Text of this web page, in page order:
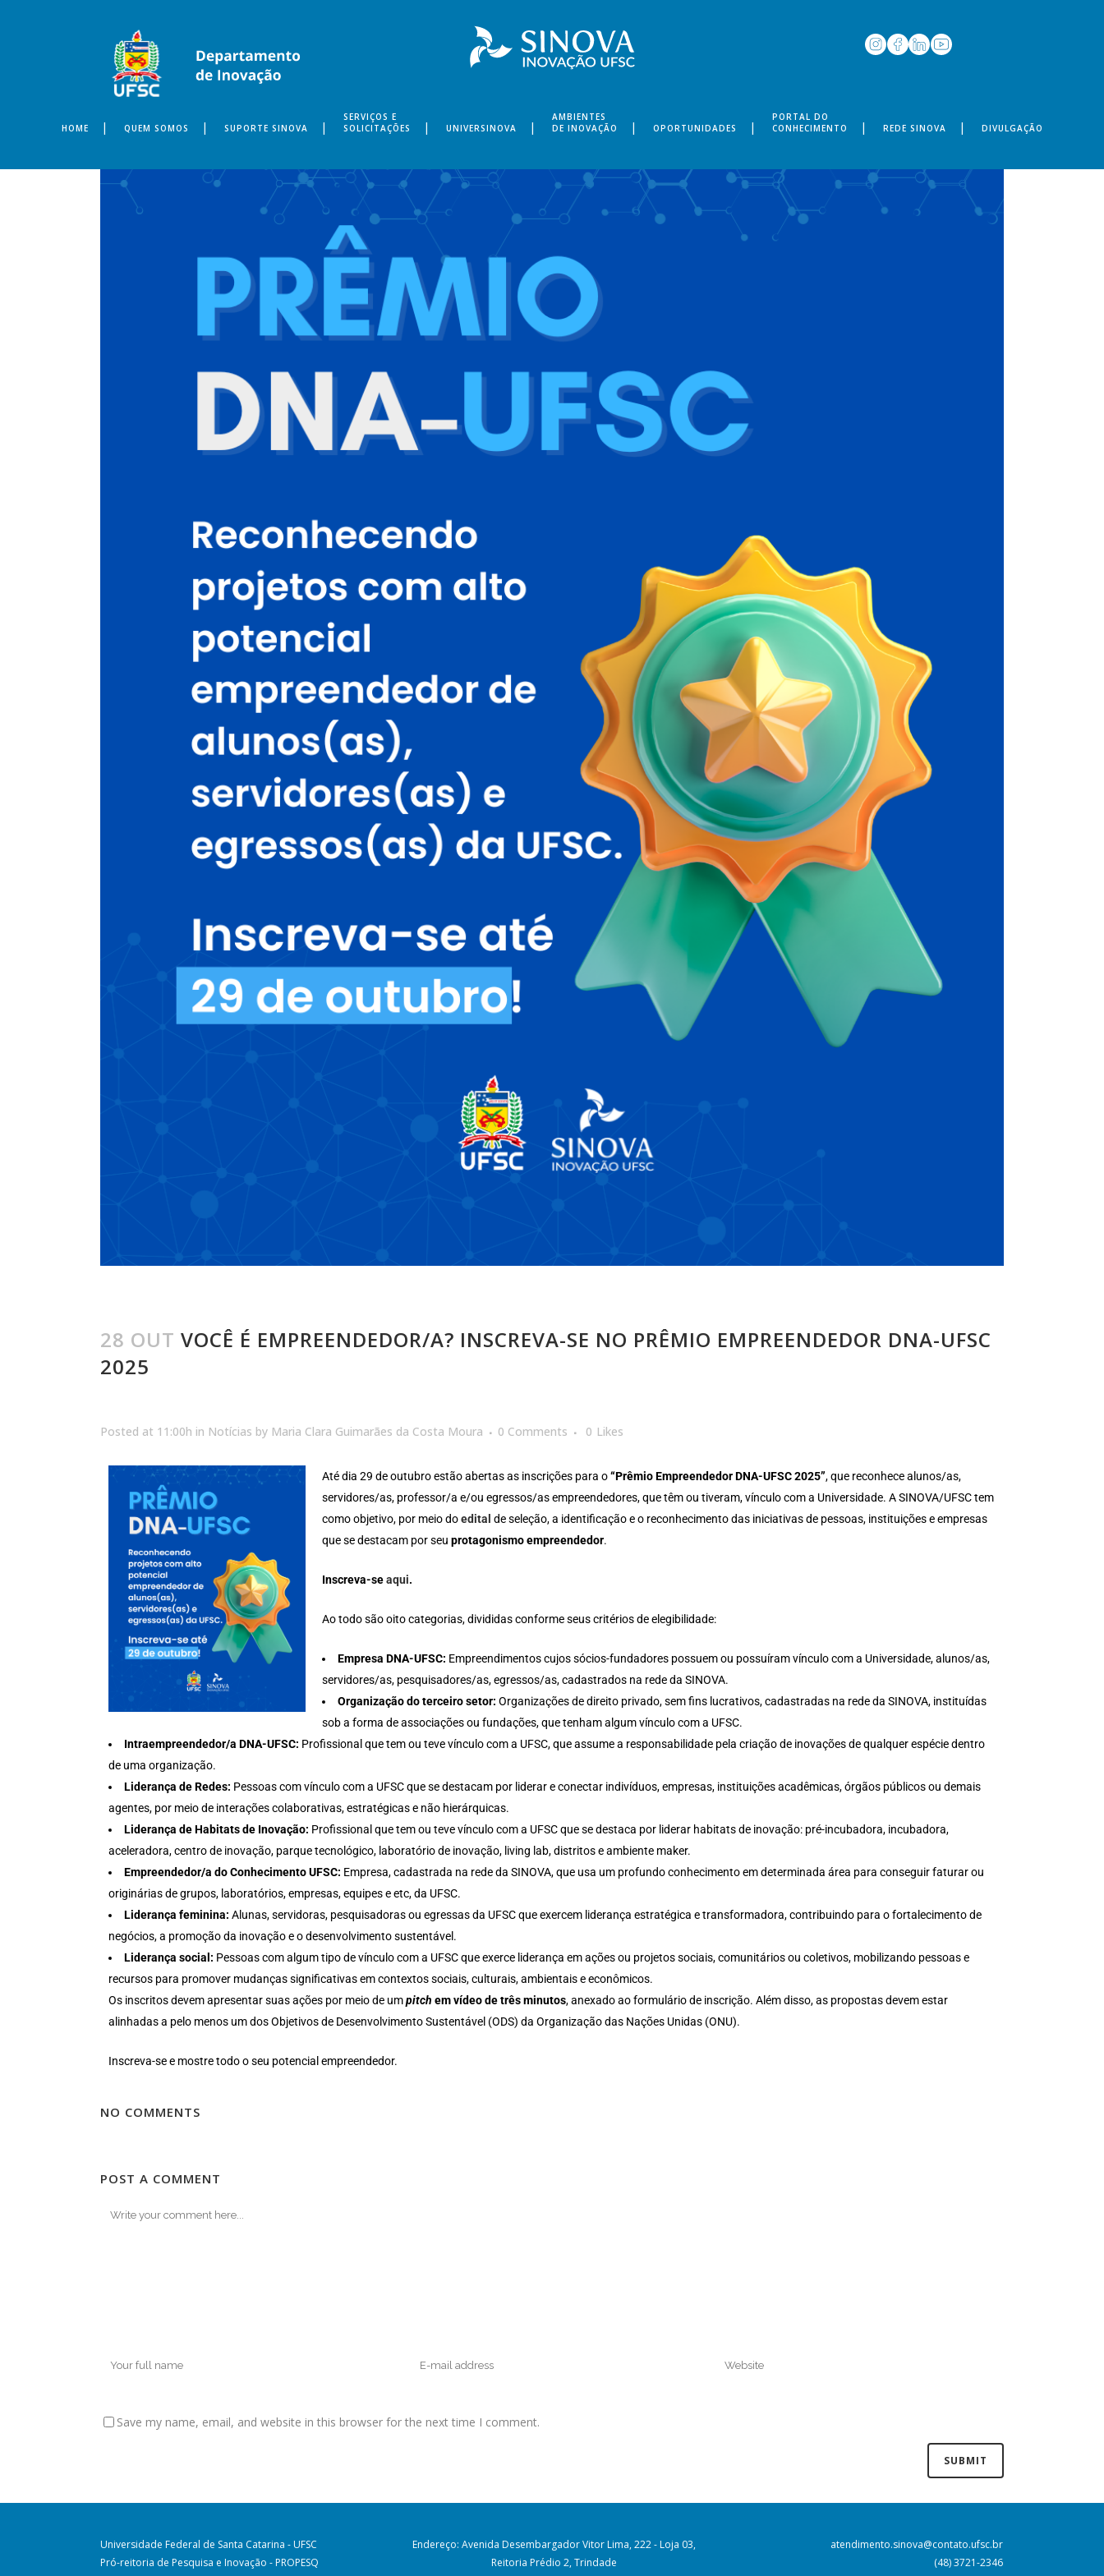
HOME QUEM SOMOS SUPORTE SINOVA
SERVIÇOS E
SOLICITAÇÕES
UNIVERSINOVA
AMBIENTES
DE INOVAÇÃO
OPORTUNIDADES
PORTAL DO
CONHECIMENTO
REDE SINOVA DIVULGAÇÃO
28 OUT VOCÊ É EMPREENDEDOR/A? INSCREVA-SE NO PRÊMIO EMPREENDEDOR DNA-UFSC
2025
Posted at 11:00h in Notícias by Maria Clara Guimarães da Costa Moura 0 Comments 0 Likes
Até dia 29 de outubro estão abertas as inscrições para o“Prêmio Empreendedor DNA-UFSC 2025”, que reconhece alunos/as,
servidores/as, professor/a e/ou egressos/as empreendedores, que têm ou tiveram, vínculo com a Universidade. A SINOVA/UFSC tem
como objetivo, por meio doedital de seleção, a identificação e o reconhecimento das iniciativas de pessoas, instituições e empresas
que se destacam por seu protagonismo empreendedor.
Inscreva-seaqui.
Ao todo são oito categorias, divididas conforme seus critérios de elegibilidade:
Empresa DNA-UFSC: Empreendimentos cujos sócios-fundadores possuem ou possuíram vínculo com a Universidade, alunos/as,
servidores/as, pesquisadores/as, egressos/as, cadastrados na rede da SINOVA.
Organização do terceiro setor: Organizações de direito privado, sem fins lucrativos, cadastradas na rede da SINOVA, instituídas
sob a forma de associações ou fundações, que tenham algum vínculo com a UFSC.
Intraempreendedor/a DNA-UFSC: Profissional que tem ou teve vínculo com a UFSC, que assume a responsabilidade pela criação de inovações de qualquer espécie dentro
de uma organização.
Liderança de Redes: Pessoas com vínculo com a UFSC que se destacam por liderar e conectar indivíduos, empresas, instituições acadêmicas, órgãos públicos ou demais
agentes, por meio de interações colaborativas, estratégicas e não hierárquicas.
Liderança de Habitats de Inovação: Profissional que tem ou teve vínculo com a UFSC que se destaca por liderar habitats de inovação: pré-incubadora, incubadora,
aceleradora, centro de inovação, parque tecnológico, laboratório de inovação, living lab, distritos e ambiente maker.
Empreendedor/a do Conhecimento UFSC: Empresa, cadastrada na rede da SINOVA, que usa um profundo conhecimento em determinada área para conseguir faturar ou
originárias de grupos, laboratórios, empresas, equipes e etc, da UFSC.
Liderança feminina: Alunas, servidoras, pesquisadoras ou egressas da UFSC que exercem liderança estratégica e transformadora, contribuindo para o fortalecimento de
negócios, a promoção da inovação e o desenvolvimento sustentável.
Liderança social: Pessoas com algum tipo de vínculo com a UFSC que exerce liderança em ações ou projetos sociais, comunitários ou coletivos, mobilizando pessoas e
recursos para promover mudanças significativas em contextos sociais, culturais, ambientais e econômicos.
Os inscritos devem apresentar suas ações por meio de umpitch em vídeo de três minutos, anexado ao formulário de inscrição. Além disso, as propostas devem estar
alinhadas a pelo menos um dos Objetivos de Desenvolvimento Sustentável (ODS) da Organização das Nações Unidas (ONU).
Inscreva-se e mostre todo o seu potencial empreendedor.
NO COMMENTS
POST A COMMENT
Save my name, email, and website in this browser for the next time I comment.
Universidade Federal de Santa Catarina - UFSC
Pró-reitoria de Pesquisa e Inovação - PROPESQ
Endereço: Avenida Desembargador Vitor Lima, 222 - Loja 03,
Reitoria Prédio 2, Trindade
atendimento.sinova@contato.ufsc.br
(48) 3721-2346